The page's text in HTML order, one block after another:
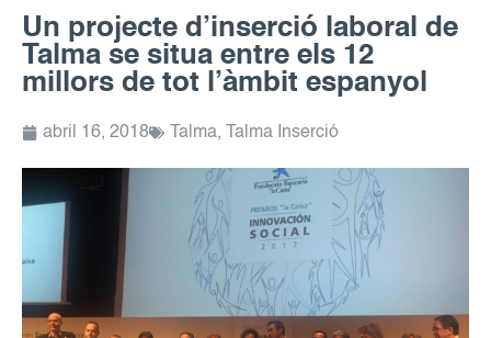
Un projecte d’inserció laboral de
Talma se situa entre els 12
millors de tot l’àmbit espanyol
abril 16, 2018 Talma, Talma Inserció